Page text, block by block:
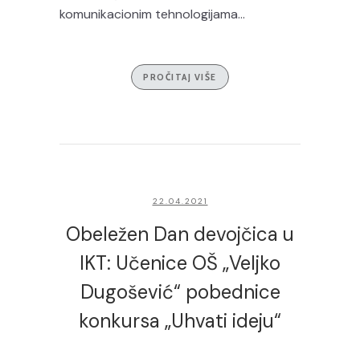
komunikacionim tehnologijama...
PROČITAJ VIŠE
22.04.2021
Obeležen Dan devojčica u
IKT: Učenice OŠ „Veljko
Dugošević“ pobednice
konkursa „Uhvati ideju“